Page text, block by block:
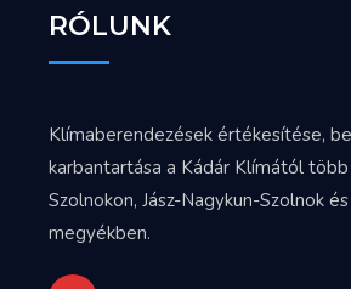
RÓLUNK
Klímaberendezések értékesítése,
karbantartása a Kádár Klímától
Szolnokon, Jász-Nagykun-Szolnok
megyékben.